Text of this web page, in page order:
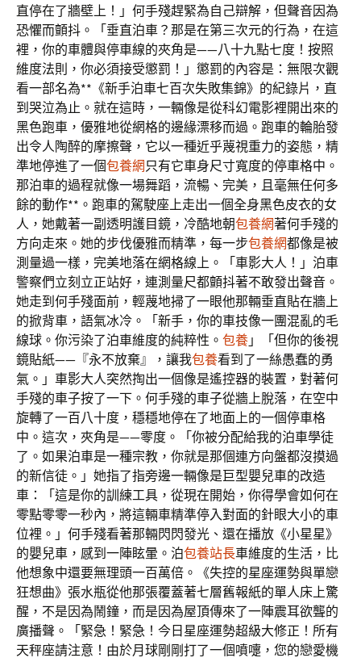
直停在了牆壁上！」何手殘趕緊為自己辯解，但聲音因為
恐懼而顫抖。「垂直泊車？那是在第三次元的行為，在這
裡，你的車體與停車線的夾角是——八十九點七度！按照
維度法則，你必須接受懲罰！」懲罰的內容是：無限次觀
看一部名為**《新手泊車七百次失敗集錦》的紀錄片，直
到哭泣為止。就在這時，一輛像是從科幻電影裡開出來的
黑色跑車，優雅地從網格的邊緣漂移而過。跑車的輪胎發
出令人陶醉的摩擦聲，它以一種近乎蔑視重力的姿態，精
準地停進了一個包養網 只有它車身尺寸寬度的停車格中。
那泊車的過程就像一場舞蹈，流暢、完美，且毫無任何多
餘的動作**。跑車的駕駛座上走出一個全身黑色皮衣的女
人，她戴著一副透明護目鏡，冷酷地朝包養網著何手殘的
方向走來。她的步伐優雅而精準，每一步包養網都像是被
測量過一樣，完美地落在網格線上。「車影大人！」泊車
警察們立刻立正站好，連測量尺都顫抖著不敢發出聲音。
她走到何手殘面前，輕蔑地掃了一眼他那輛垂直貼在牆上
的掀背車，語氣冰冷。「新手，你的車技像一團混亂的毛
線球。你污染了泊車維度的純粹性。 包養 」「但你的後視
鏡貼紙——『永不放棄』，讓我包養看到了一絲愚蠢的勇
氣。」車影大人突然掏出一個像是遙控器的裝置，對著何
手殘的車子按了一下。何手殘的車子從牆上脫落，在空中
旋轉了一百八十度，穩穩地停在了地面上的一個停車格
中。這次，夾角是——零度。「你被分配給我的泊車學徒
了。如果泊車是一種宗教，你就是那個連方向盤都沒摸過
的新信徒。」她指了指旁邊一輛像是巨型嬰兒車的改造
車：「這是你的訓練工具，從現在開始，你得學會如何在
零點零零一秒內，將這輛車精準停入對面的針眼大小的車
位裡。」何手殘看著那輛閃閃發光、還在播放《小星星》
的嬰兒車，感到一陣眩暈。泊包養站長車維度的生活，比
他想象中還要無理頭一百萬倍。《失控的星座運勢與單戀
狂想曲》張水瓶從他那張覆蓋著七層舊報紙的單人床上驚
醒，不是因為鬧鐘，而是因為屋頂傳來了一陣震耳欲聾的
廣播聲。「緊急！緊急！今日星座運勢超級大修正！所有
天秤座請注意！由於月球剛剛打了一個噴嚏，您的戀愛機